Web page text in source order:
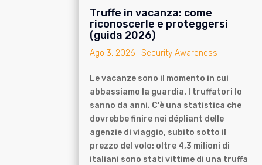
Truffe in vacanza: come
riconoscerle e proteggersi
(guida 2026)
Ago 3, 2026 |Security Awareness
Le vacanze sono il momento in cui
abbassiamo la guardia. I truffatori lo
sanno da anni. C'è una statistica che
dovrebbe finire nei dépliant delle
agenzie di viaggio, subito sotto il
prezzo del volo: oltre 4,3 milioni di
italiani sono stati vittime di una truffa